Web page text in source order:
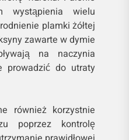
wystąpienia wielu
plamki żółtej
zawarte w dymie
na naczynia
prowadzić do utraty
również korzystnie
poprzez kontrolę